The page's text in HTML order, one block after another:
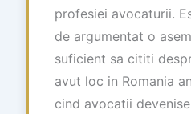
profesiei avocaturii.
de argumentat o
suficient sa cititi
avut loc in Romania
cind avocatii